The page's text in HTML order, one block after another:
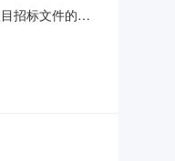
招标文件的规